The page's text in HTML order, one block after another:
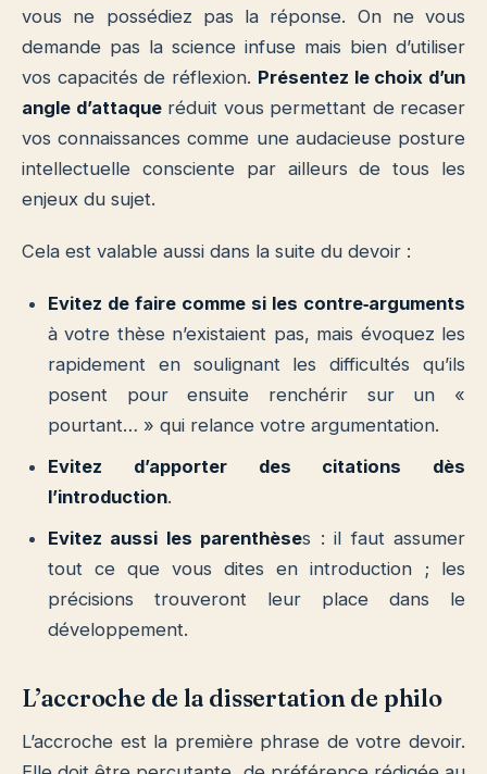
vous ne possédiez pas la réponse. On ne vous
demande pas la science infuse mais bien d’utiliser
vos capacités de réflexion. Présentez le choix d’un
angle d’attaqueréduit vous permettant de recaser
vos connaissances comme une audacieuse posture
intellectuelle consciente par ailleurs de tous les
enjeux du sujet.
Cela est valable aussi dans la suite du devoir :
Evitez de faire comme si les contre‐arguments
à votre thèse n’existaient pas, mais évoquez les
rapidement en soulignant les difficultés qu’ils
posent pour ensuite renchérir sur un «
pourtant… » qui relance votre argumentation.
Evitez d’apporter des citations dès
l’introduction.
Evitez aussi les parenthèses : il faut assumer
tout ce que vous dites en introduction ; les
précisions trouveront leur place dans le
développement.
L’accroche de la dissertation de philo
L’accroche est la première phrase de votre devoir.